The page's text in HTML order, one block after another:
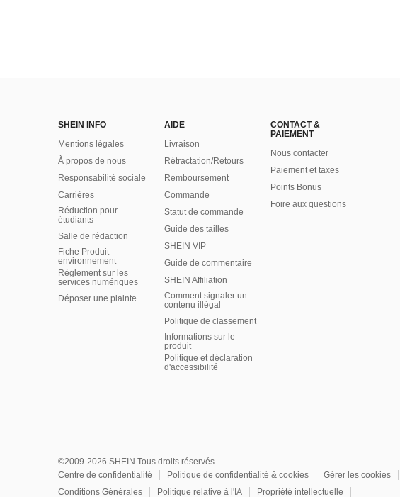
SHEIN INFO
Mentions légales
À propos de nous
Responsabilité sociale
Carrières
Réduction pour
étudiants
Salle de rédaction
Fiche Produit -
environnement
Règlement sur les
services numériques
Déposer une plainte
AIDE
Livraison
Rétractation/Retours
Remboursement
Commande
Statut de commande
Guide des tailles
SHEIN VIP
Guide de commentaire
SHEIN Affiliation
Comment signaler un
contenu illégal
Politique de classement
Informations sur le
produit
Politique et déclaration
d'accessibilité
CONTACT &
PAIEMENT
Nous contacter
Paiement et taxes
Points Bonus
Foire aux questions
©2009-2026 SHEIN Tous droits réservés
Centre de confidentialité
Politique de confidentialité & cookies
Gérer les cookies
Conditions Générales
Politique relative à l'IA Propriété intellectuelle